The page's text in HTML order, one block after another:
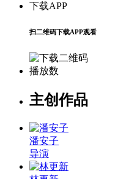
下载APP
扫二维码下载APP观看
播放数
主创作品
潘安子
导演